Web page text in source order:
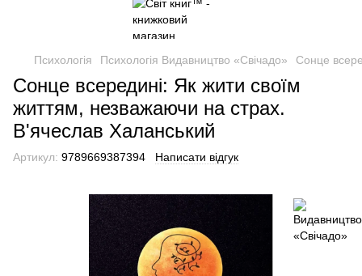
Психологія Психологія Видавництво «Свічадо» Сонце
Сонце всередині: Як жити своїм
життям, незважаючи на страх.
В'ячеслав Халанський
Артикул: 9789669387394 Написати відгук